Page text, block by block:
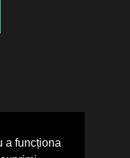
a funcționa